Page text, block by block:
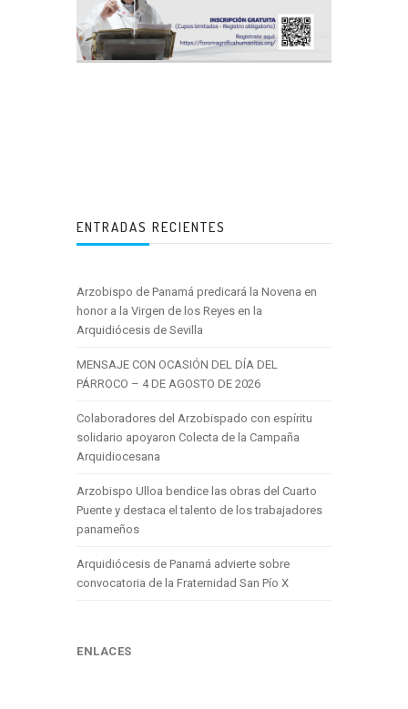
ENTRADAS RECIENTES
Arzobispo de Panamá predicará la Novena en
honor a la Virgen de los Reyes en la
Arquidiócesis de Sevilla
MENSAJE CON OCASIÓN DEL DÍA DEL
PÁRROCO – 4 DE AGOSTO DE 2026
Colaboradores del Arzobispado con espíritu
solidario apoyaron Colecta de la Campaña
Arquidiocesana
Arzobispo Ulloa bendice las obras del Cuarto
Puente y destaca el talento de los trabajadores
panameños
Arquidiócesis de Panamá advierte sobre
convocatoria de la Fraternidad San Pío X
ENLACES